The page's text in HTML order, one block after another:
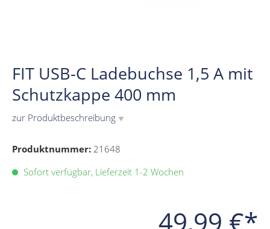
FIT USB-C Ladebuchse 1,5 A mit
Schutzkappe 400 mm
zur Produktbeschreibung ▼
Produktnummer: 21648
49,99 €*
Sofort verfügbar, Lieferzeit 1-2 Wochen